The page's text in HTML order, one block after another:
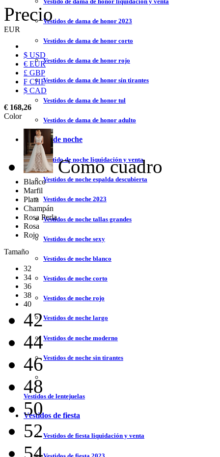
Vestidos de dama de honor 2023
Vestidos de dama de honor corto
Vestidos de dama de honor rojo
Vestidos de dama de honor sin tirantes
Vestidos de dama de honor tul
Vestidos de dama de honor adulto
Vestidos de noche
Vestido de noche liquidación y venta
Vestidos de noche espalda descubierta
Vestidos de noche 2023
Vestidos de noche tallas grandes
Vestidos de noche sexy
Vestidos de noche blanco
Vestidos de noche corto
Vestidos de noche rojo
Vestidos de noche largo
Vestidos de noche moderno
Vestidos de noche sin tirantes
Vestidos de lentejuelas
Vestidos de fiesta
Vestidos de fiesta liquidación y venta
Precio
EUR
$ USD
€ EUR
£ GBP
₣ CHF
$ CAD
€ 168,26
Color
Como cuadro
Blanco
Marfil
Plata
Champán
Rosa Perla
Rosa
Rojo
Tamaño
32
34
36
38
40
42
44
46
48
50
52
54